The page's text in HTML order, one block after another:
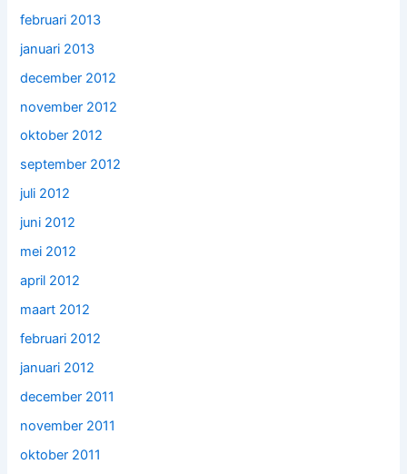
februari 2013
januari 2013
december 2012
november 2012
oktober 2012
september 2012
juli 2012
juni 2012
mei 2012
april 2012
maart 2012
februari 2012
januari 2012
december 2011
november 2011
oktober 2011